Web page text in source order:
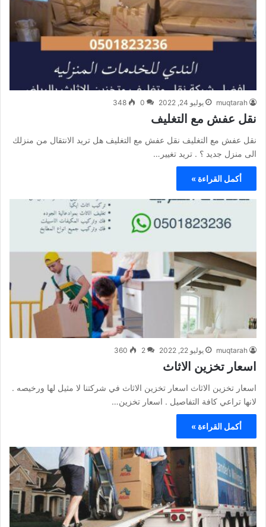
muqtarah يوليو 24, 2022 0
348
نقل عفش مع التغليف
نقل عفش مع التغليف نقل عفش مع التغليف هل تريد الانتقال من منزلك
الى منزل جديد ؟ . تريد تغيير…
أكمل القراءة »
muqtarah يوليو 22, 2022 2
360
اسعار تخزين الاثاث
اسعار تخزين الاثاث اسعار تخزين الاثاث في شركتنا لا مثيل لها ورخيصه .
لانها تراعي كافة التفاصيل . اسعار تخزين…
أكمل القراءة »